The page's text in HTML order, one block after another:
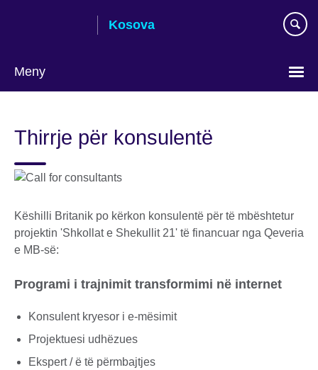
Kosova
Meny
language
Thirrje për konsulentë
Këshilli Britanik po kërkon konsulentë për të mbështetur
projektin 'Shkollat e Shekullit 21' të financuar nga Qeveria
e MB-së:
Programi i trajnimit transformimi në internet
Konsulent kryesor i e-mësimit
Projektuesi udhëzues
Ekspert / ë të përmbajtjes